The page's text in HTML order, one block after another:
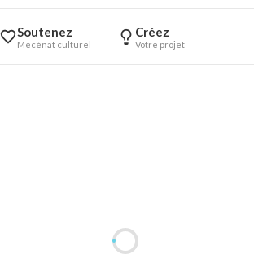
Soutenez
Mécénat culturel
Créez
Votre projet